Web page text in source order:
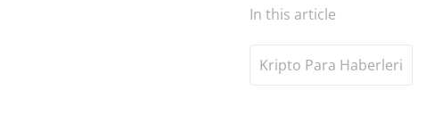
In this article
Kripto Para Haberleri